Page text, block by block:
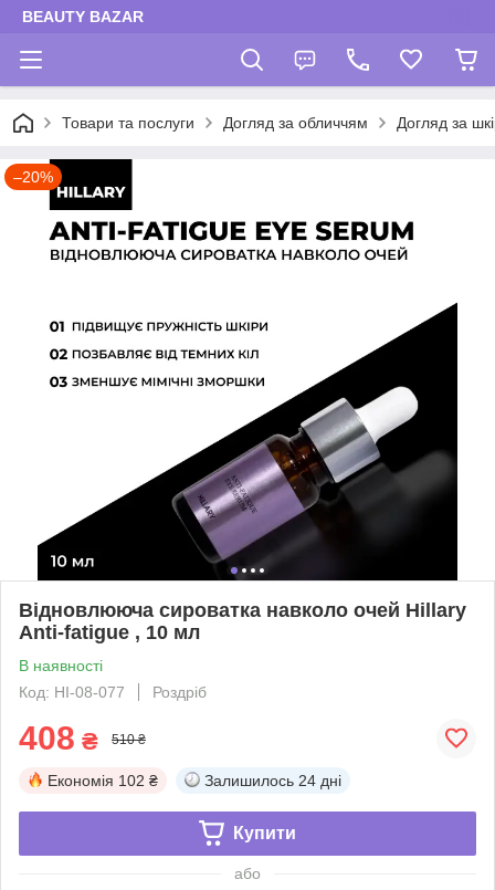
BEAUTY BAZAR
Товари та послуги Догляд за обличчям Догляд за
–20%
Відновлююча сироватка навколо очей Hillary
Anti-fatigue , 10 мл
В наявності
Код: HI-08-077
Роздріб
408 ₴ 510 ₴
Економія 102 ₴ Залишилось 24 дні
Купити
або